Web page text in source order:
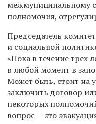
межмуниципальному
полномочия,
Председатель
и социальной
«Пока в течение трех
в любой момент в
Может быть, стоит на
заключить договор
некоторых
вопрос — это